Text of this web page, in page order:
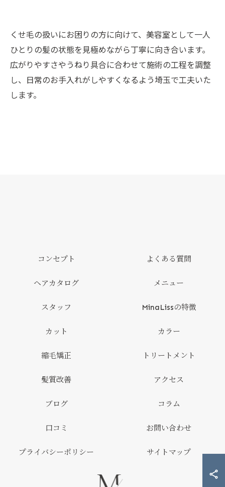
くせ毛の扱いにお困りの方に向けて、美容室として一人
ひとりの髪の状態を見極めながら丁寧に向き合います。
広がりやすさやうねり具合に合わせて施術の工程を調整
し、日常のお手入れがしやすくなるよう埼玉で工夫いた
します。
コンセプト よくある質問
ヘアカタログ メニュー
スタッフ MinaLissの特徴
カット カラー
縮毛矯正 トリートメント
髪質改善 アクセス
ブログ コラム
口コミ お問い合わせ
プライバシーポリシー サイトマップ
ご予約はこちら